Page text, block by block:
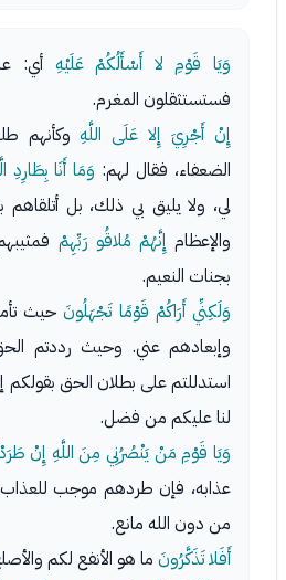
وَيَا قَوْمِ لا أَسْأَلُكُمْ عَلَيْهِ أي:
فستستثقلون المغرم.
إِنْ أَجْرِيَ إِلا عَلَى اللَّهِوكأنهم
الضعفاء، فقال لهم: وَمَا أَنَا بِطَارِدِ
لي، ولا يليق بي ذلك، بل أتلقاهم
والإعظام إِنَّهُمْ مُلاقُو رَبِّهِمْ
بجنات النعيم.
وَلَكِنِّي أَرَاكُمْ قَوْمًا تَجْهَلُونَحيث
وإبعادهم عني. وحيث رددتم
استدللتم على بطلان الحق بقولكم
لنا عليكم من فضل.
وَيَا قَوْمِ مَنْ يَنْصُرُنِي مِنَ اللَّهِ إِنْ
عذابه، فإن طردهم موجب للعذاب
من دون الله مانع.
أَفَلا تَذَكَّرُونَ ما هو الأنفع لكم